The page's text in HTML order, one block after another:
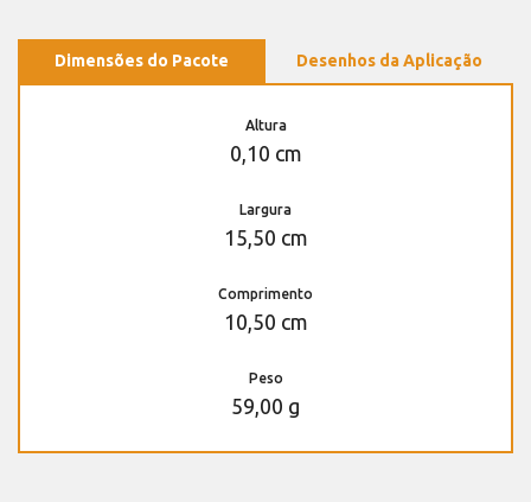
Dimensões do Pacote Desenhos da Aplicação
Altura
0,10 cm
Largura
15,50 cm
Comprimento
10,50 cm
Peso
59,00 g